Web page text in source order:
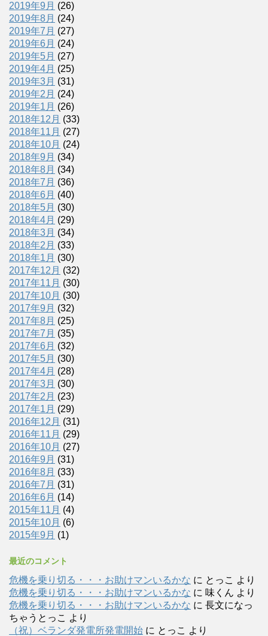
2019年9月 (26)
2019年8月 (24)
2019年7月 (27)
2019年6月 (24)
2019年5月 (27)
2019年4月 (25)
2019年3月 (31)
2019年2月 (24)
2019年1月 (26)
2018年12月 (33)
2018年11月 (27)
2018年10月 (24)
2018年9月 (34)
2018年8月 (34)
2018年7月 (36)
2018年6月 (40)
2018年5月 (30)
2018年4月 (29)
2018年3月 (34)
2018年2月 (33)
2018年1月 (30)
2017年12月 (32)
2017年11月 (30)
2017年10月 (30)
2017年9月 (32)
2017年8月 (25)
2017年7月 (35)
2017年6月 (32)
2017年5月 (30)
2017年4月 (28)
2017年3月 (30)
2017年2月 (23)
2017年1月 (29)
2016年12月 (31)
2016年11月 (29)
2016年10月 (27)
2016年9月 (31)
2016年8月 (33)
2016年7月 (31)
2016年6月 (14)
2015年11月 (4)
2015年10月 (6)
2015年9月 (1)
最近のコメント
危機を乗り切る・・・お助けマンいるかな に とっこ より
危機を乗り切る・・・お助けマンいるかな に 味くん より
危機を乗り切る・・・お助けマンいるかな に 長文になっ
ちゃうとっこ より
（祝）ベランダ発電所発電開始 に とっこ より